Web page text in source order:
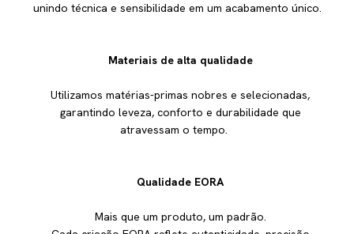
unindo técnica e sensibilidade em um acabamento único.
Materiais de alta qualidade
Utilizamos matérias-primas nobres e selecionadas,
garantindo leveza, conforto e durabilidade que
atravessam o tempo.
Qualidade EORA
Mais que um produto, um padrão.